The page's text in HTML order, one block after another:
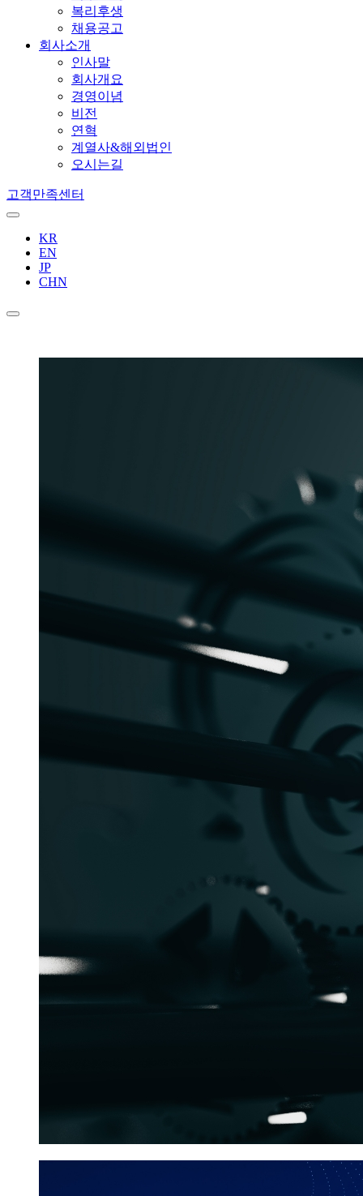
복리후생
채용공고
회사소개
인사말
회사개요
경영이념
비전
연혁
계열사&해외법인
오시는길
고객만족센터
KR
EN
JP
CHN